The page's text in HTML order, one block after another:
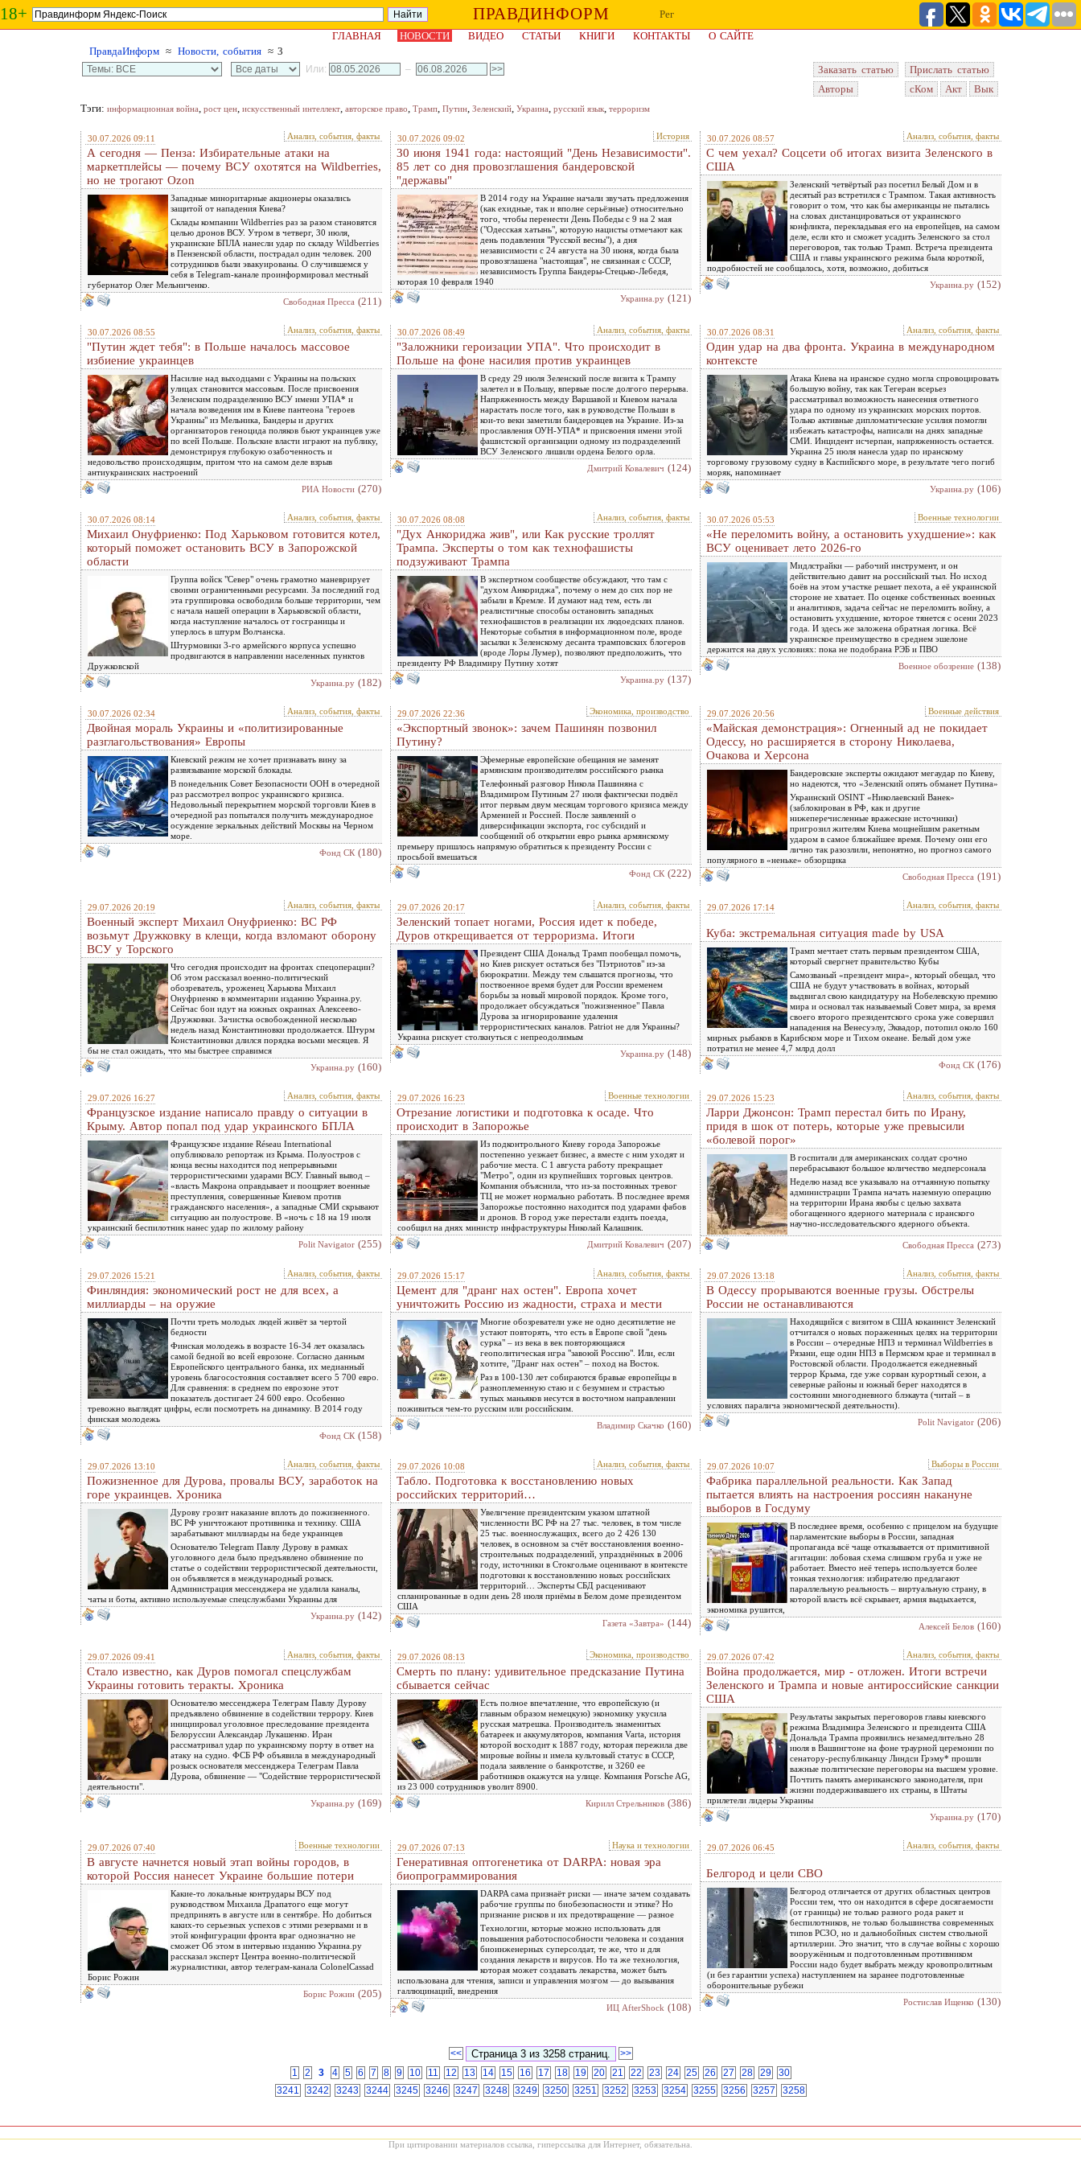
18+ ПРАВДИНФОРМ
Рег
ГЛАВНАЯ
НОВОСТИ ВИДЕО СТАТЬИ КНИГИ КОНТАКТЫ
О САЙТЕ
ПравдаИнформ ≈ Новости, события ≈ 3
Или: – Заказать статью
Прислать статью
Авторы
сКом Акт
Вык
Тэги: информационная война, рост цен, искусственный интеллект, авторское право, Трамп, Путин, Зеленский, Украина, русский язык, терроризм
30.07.2026 09:11 Анализ, события, факты
А сегодня — Пенза: Избирательные атаки на
маркетплейсы — почему ВСУ охотятся на Wildberries,
но не трогают Оzon
Западные миноритарные акционеры оказались
защитой от нападения Киева?
Склады компании Wildberries раз за разом становятся
целью дронов ВСУ. Утром в четверг, 30 июля,
украинские БПЛА нанесли удар по складу Wildberries
в Пензенской области, пострадал один человек. 200
сотрудников были эвакуированы. О случившемся у
себя в Telegram-канале проинформировал местный
губернатор Олег Мельниченко.
Свободная Пресса (211)
30.07.2026 09:02 История
30 июня 1941 года: настоящий "День Независимости".
85 лет со дня провозглашения бандеровской
"державы"
В 2014 году на Украине начали звучать предложения
(как ехидные, так и вполне серьёзные) относительно
того, чтобы перенести День Победы с 9 на 2 мая
("Одесская хатынь", которую нацисты отмечают как
день подавления "Русской весны"), а дня
независимости с 24 августа на 30 июня, когда была
провозглашена "настоящая", не связанная с СССР,
независимость Группа Бандеры-Стецько-Лебедя,
которая 10 февраля 1940
Украина.ру (121)
30.07.2026 08:57 Анализ, события, факты
С чем уехал? Соцсети об итогах визита Зеленского в
США
Зеленский четвёртый раз посетил Белый Дом и в
десятый раз встретился с Трампом. Такая активность
говорит о том, что как бы американцы не пытались
на словах дистанцироваться от украинского
конфликта, перекладывая его на европейцев, на самом
деле, если кто и сможет усадить Зеленского за стол
переговоров, так только Трамп. Встреча президента
США и главы украинского режима была короткой,
подробностей не сообщалось, хотя, возможно, добиться
Украина.ру (152)
30.07.2026 08:55 Анализ, события, факты
"Путин ждет тебя": в Польше началось массовое
избиение украинцев
Насилие над выходцами с Украины на польских
улицах становится массовым. После присвоения
Зеленским подразделению ВСУ имени УПА* и
начала возведения им в Киеве пантеона "героев
Украины" из Мельника, Бандеры и других
организаторов геноцида поляков бьют украинцев уже
по всей Польше. Польские власти играют на публику,
демонстрируя глубокую озабоченность и
недовольство происходящим, притом что на самом деле взрыв
антиукраинских настроений
РИА Новости (270)
30.07.2026 08:49 Анализ, события, факты
"Заложники героизации УПА". Что происходит в
Польше на фоне насилия против украинцев
В среду 29 июля Зеленский после визита к Трампу
залетел и в Польшу, впервые после долгого перерыва.
Напряженность между Варшавой и Киевом начала
нарастать после того, как в руководстве Польши в
кои-то веки заметили бандеровцев на Украине. Из-за
прославления ОУН-УПА* и присвоения имени этой
фашистской организации одному из подразделений
ВСУ Зеленского лишили ордена Белого орла.
Дмитрий Ковалевич (124)
30.07.2026 08:31 Анализ, события, факты
Один удар на два фронта. Украина в международном
контексте
Атака Киева на иранское судно могла спровоцировать
большую войну, так как Тегеран всерьез
рассматривал возможность нанесения ответного
удара по одному из украинских морских портов.
Только активные дипломатические усилия помогли
избежать катастрофы, написали на днях западные
СМИ. Инцидент исчерпан, напряженность остается.
Украина 25 июля нанесла удар по иранскому
торговому грузовому судну в Каспийского море, в результате чего погиб
моряк, напоминает
Украина.ру (106)
30.07.2026 08:14 Анализ, события, факты
Михаил Онуфриенко: Под Харьковом готовится котел,
который поможет остановить ВСУ в Запорожской
области
Группа войск "Север" очень грамотно маневрирует
своими ограниченными ресурсами. За последний год
эта группировка освободила больше территории, чем
с начала нашей операции в Харьковской области,
когда наступление началось от госграницы и
уперлось в штурм Волчанска.
Штурмовики 3-го армейского корпуса успешно
продвигаются в направлении населенных пунктов
Дружковской
Украина.ру (182)
30.07.2026 08:08 Анализ, события, факты
"Дух Анкориджа жив", или Как русские троллят
Трампа. Эксперты о том как технофашисты
подзуживают Трампа
В экспертном сообществе обсуждают, что там с
"духом Анкориджа", почему о нем до сих пор не
забыли в Кремле. И думают над тем, есть ли
реалистичные способы остановить западных
технофашистов в реализации их людоедских планов.
Некоторые события в информационном поле, вроде
засылки к Зеленскому десанта трамповских блогеров
(вроде Лоры Лумер), позволяют предположить, что
президенту РФ Владимиру Путину хотят
Украина.ру (137)
30.07.2026 05:53 Военные технологии
«Не переломить войну, а остановить ухудшение»: как
ВСУ оценивает лето 2026-го
Мидлстрайки — рабочий инструмент, и он
действительно давит на российский тыл. Но исход
боёв на этом участке решает пехота, а её украинской
стороне не хватает. По оценке собственных военных
и аналитиков, задача сейчас не переломить войну, а
остановить ухудшение, которое тянется с осени 2023
года. И здесь же заложена обратная логика. Всё
украинское преимущество в среднем эшелоне
держится на двух условиях: пока не подобрана РЭБ и ПВО
Военное обозрение (138)
30.07.2026 02:34 Анализ, события, факты
Двойная мораль Украины и «политизированные
разглагольствования» Европы
Киевский режим не хочет признавать вину за
развязывание морской блокады.
В понедельник Совет Безопасности ООН в очередной
раз рассмотрел вопрос украинского кризиса.
Недовольный перекрытием морской торговли Киев в
очередной раз попытался получить международное
осуждение зеркальных действий Москвы на Черном
море.
Фонд СК (180)
29.07.2026 22:36 Экономика, производство
«Экспортный звонок»: зачем Пашинян позвонил
Путину?
Эфемерные европейские обещания не заменят
армянским производителям российского рынка
Телефонный разговор Никола Пашиняна с
Владимиром Путиным 27 июля фактически подвёл
итог первым двум месяцам торгового кризиса между
Арменией и Россией. После заявлений о
диверсификации экспорта, гос субсидий и
сообщений об открытии евро рынка армянскому
премьеру пришлось напрямую обратиться к президенту России с
просьбой вмешаться
Фонд СК (222)
29.07.2026 20:56 Военные действия
«Майская демонстрация»: Огненный ад не покидает
Одессу, но расширяется в сторону Николаева,
Очакова и Херсона
Бандеровские эксперты ожидают мегаудар по Киеву,
но надеются, что «Зеленский опять обманет Путина»
Украинский OSINT «Николаевский Ванек»
(заблокирован в РФ, как и другие
нижеперечисленные вражеские источники)
пригрозил жителям Киева мощнейшим ракетным
ударом в самое ближайшее время. Почему они его
лично так разозлили, непонятно, но прогноз самого
популярного в «неньке» обзорщика
Свободная Пресса (191)
29.07.2026 20:19 Анализ, события, факты
Военный эксперт Михаил Онуфриенко: ВС РФ
возьмут Дружковку в клещи, когда взломают оборону
ВСУ у Торского
Что сегодня происходит на фронтах спецоперации?
Об этом рассказал военно-политический
обозреватель, уроженец Харькова Михаил
Онуфриенко в комментарии изданию Украина.ру.
Сейчас бои идут на южных окраинах Алексеево-
Дружковки. Зачистка освобожденной несколько
недель назад Константиновки продолжается. Штурм
Константиновки длился порядка восьми месяцев. Я
бы не стал ожидать, что мы быстрее справимся
Украина.ру (160)
29.07.2026 20:17 Анализ, события, факты
Зеленский топает ногами, Россия идет к победе,
Дуров открещивается от терроризма. Итоги
Президент США Дональд Трамп пообещал помочь,
но Киев рискует остаться без "Пэтриотов" из-за
бюрократии. Между тем слышатся прогнозы, что
поствоенное время будет для России временем
борьбы за новый мировой порядок. Кроме того,
продолжает обсуждаться "пожизненное" Павла
Дурова за игнорирование удаления
террористических каналов. Patriot не для Украины?
Украина рискует столкнуться с непреодолимым
Украина.ру (148)
29.07.2026 17:14 Анализ, события, факты
Куба: экстремальная ситуация made by USA
Трамп мечтает стать первым президентом США,
который свергнет правительство Кубы
Самозваный «президент мира», который обещал, что
США не будут участвовать в войнах, который
выдвигал свою кандидатуру на Нобелевскую премию
мира и основал так называемый Совет мира, за время
своего второго президентского срока уже совершил
нападения на Венесуэлу, Эквадор, потопил около 160
мирных рыбаков в Карибском море и Тихом океане. Белый дом уже
потратил не менее 4,7 млрд долл
Фонд СК (176)
29.07.2026 16:27 Анализ, события, факты
Французское издание написало правду о ситуации в
Крыму. Автор попал под удар украинского БПЛА
Французское издание Réseau International
опубликовало репортаж из Крыма. Полуостров с
конца весны находится под непрерывными
террористическими ударами ВСУ. Главный вывод –
«власть Макрона оправдывает и поощряет военные
преступления, совершенные Киевом против
гражданского населения», а западные СМИ скрывают
ситуацию ан полуострове. В «ночь с 18 на 19 июля
украинский беспилотник нанес удар по жилому району
Polit Navigator (255)
29.07.2026 16:23 Военные технологии
Отрезание логистики и подготовка к осаде. Что
происходит в Запорожье
Из подконтрольного Киеву города Запорожье
постепенно уезжает бизнес, а вместе с ним уходят и
рабочие места. С 1 августа работу прекращает
"Метро", один из крупнейших торговых центров.
Компания объяснила, что из-за постоянных тревог
ТЦ не может нормально работать. В последнее время
Запорожье постоянно находится под ударами фабов
и дронов. В город уже перестали ездить поезда,
сообщил на днях министр инфраструктуры Николай Калашник.
Дмитрий Ковалевич (207)
29.07.2026 15:23 Анализ, события, факты
Ларри Джонсон: Трамп перестал бить по Ирану,
придя в шок от потерь, которые уже превысили
«болевой порог»
В госпитали для американских солдат срочно
перебрасывают большое количество медперсонала
Неделю назад все указывало на отчаянную попытку
администрации Трампа начать наземную операцию
на территории Ирана якобы с целью захвата
обогащенного ядерного материала с иранского
научно-исследовательского ядерного объекта.
Свободная Пресса (273)
29.07.2026 15:21 Анализ, события, факты
Финляндия: экономический рост не для всех, а
миллиарды – на оружие
Почти треть молодых людей живёт за чертой
бедности
Финская молодежь в возрасте 16-34 лет оказалась
самой бедной во всей еврозоне. Согласно данным
Европейского центрального банка, их медианный
уровень благосостояния составляет всего 5 700 евро.
Для сравнения: в среднем по еврозоне этот
показатель достигает 24 600 евро. Особенно
тревожно выглядят цифры, если посмотреть на динамику. В 2014 году
финская молодежь
Фонд СК (158)
29.07.2026 15:17 Анализ, события, факты
Цемент для "дранг нах остен". Европа хочет
уничтожить Россию из жадности, страха и мести
Многие обозреватели уже не одно десятилетие не
устают повторять, что есть в Европе свой "день
сурка" – из века в век повторяющаяся
геополитическая игра "завоюй Россию". Или, если
хотите, "Дранг нах остен" – поход на Восток.
Раз в 100-130 лет собираются бравые европейцы в
разноплеменную стаю и с безумием и страстью
тупых маньяков несутся в восточном направлении
поживиться чем-то русским или российским.
Владимир Скачко (160)
29.07.2026 13:18 Анализ, события, факты
В Одессу прорываются военные грузы. Обстрелы
России не останавливаются
Находящийся с визитом в США кокаинист Зеленский
отчитался о новых пораженных целях на территории
в России – очередные НПЗ и терминал Wildberries в
Рязани, еще один НПЗ в Пермском крае и терминал в
Ростовской области. Продолжается ежедневный
террор Крыма, где уже сорван курортный сезон, а
северные районы и южный берег находятся в
состоянии многодневного блэкаута (читай – в
условиях паралича экономической деятельности).
Polit Navigator (206)
29.07.2026 13:10 Анализ, события, факты
Пожизненное для Дурова, провалы ВСУ, заработок на
горе украинцев. Хроника
Дурову грозит наказание вплоть до пожизненного.
ВС РФ уничтожают противника и технику. США
зарабатывают миллиарды на беде украинцев
Основателю Telegram Павлу Дурову в рамках
уголовного дела было предъявлено обвинение по
статье о содействии террористической деятельности,
он объявляется в международный розыск.
Администрация мессенджера не удалила каналы,
чаты и боты, активно используемые спецслужбами Украины для
Украина.ру (142)
29.07.2026 10:08 Анализ, события, факты
Табло. Подготовка к восстановлению новых
российских территорий…
Увеличение президентским указом штатной
численности ВС РФ на 27 тыс. человек, в том числе
25 тыс. военнослужащих, всего до 2 426 130
человек, в основном за счёт восстановления военно-
строительных подразделений, упразднённых в 2006
году, источники в Стокгольме оценивают в контексте
подготовки к восстановлению новых российских
территорий… Эксперты СБД расценивают
спланированные в один день 28 июля приёмы в Белом доме президентом
США
Газета «Завтра» (144)
29.07.2026 10:07 Выборы в России
Фабрика параллельной реальности. Как Запад
пытается влиять на настроения россиян накануне
выборов в Госдуму
В последнее время, особенно с прицелом на будущие
парламентские выборы в России, западная
пропаганда всё чаще отказывается от примитивной
агитации: лобовая схема слишком груба и уже не
работает. Вместо неё теперь используется более
тонкая технология: избирателю предлагают
параллельную реальность – виртуальную страну, в
которой власть всё скрывает, армия выдыхается,
экономика рушится,
Алексей Белов (160)
29.07.2026 09:41 Анализ, события, факты
Стало известно, как Дуров помогал спецслужбам
Украины готовить теракты. Хроника
Основателю мессенджера Телеграм Павлу Дурову
предъявлено обвинение в содействии террору. Киев
инициировал уголовное преследование президента
Белоруссии Александар Лукашенко. Иран
рассматривал удар по украинскому порту в ответ на
атаку на судно. ФСБ РФ объявила в международный
розыск основателя мессенджера Телеграм Павла
Дурова, обвинение — "Содействие террористической
деятельности".
Украина.ру (169)
29.07.2026 08:13 Экономика, производство
Смерть по плану: удивительное предсказание Путина
сбывается сейчас
Есть полное впечатление, что европейскую (и
главным образом немецкую) экономику укусила
русская матрешка. Производитель знаменитых
батареек и аккумуляторов, компания Varta, история
которой восходит к 1887 году, которая пережила две
мировые войны и имела культовый статус в СССР,
подала заявление о банкротстве, и 3260 ее
работников окажутся на улице. Компания Porsche AG,
из 23 000 сотрудников уволит 8900.
Кирилл Стрельников (386)
29.07.2026 07:42 Анализ, события, факты
Война продолжается, мир - отложен. Итоги встречи
Зеленского и Трампа и новые антироссийские санкции
США
Результаты закрытых переговоров главы киевского
режима Владимира Зеленского и президента США
Дональда Трампа проявились незамедлительно 28
июля в Вашингтоне на фоне траурной церемонии по
сенатору-республиканцу Линдси Грэму* прошли
важные политические переговоры на высшем уровне.
Почтить память американского законодателя, при
жизни поддерживавшего их страны, в Штаты
прилетели лидеры Украины
Украина.ру (170)
29.07.2026 07:40 Военные технологии
В августе начнется новый этап войны городов, в
которой Россия нанесет Украине большие потери
Какие-то локальные контрудары ВСУ под
руководством Михаила Драпатого еще могут
предпринять в августе или в сентябре. Но добиться
каких-то серьезных успехов с этими резервами и в
этой конфигурации фронта враг однозначно не
сможет Об этом в интервью изданию Украина.ру
рассказал эксперт Центра военно-политической
журналистики, автор телеграм-канала ColonelCassad
Борис Рожин
Борис Рожин (205)
29.07.2026 07:13 Наука и технологии
Генеративная оптогенетика от DARPA: новая эра
биопрограммирования
DARPA сама признаёт риски — иначе зачем создавать
рабочие группы по биобезопасности и этике? Но
признание рисков и их предотвращение — разное
Технологии, которые можно использовать для
повышения работоспособности человека и создания
биоинженерных суперсолдат, те же, что и для
создания лекарств и вирусов. Но та же технология,
которая может создавать лекарства, может быть
использована для чтения, записи и управления мозгом — до вызывания
галлюцинаций, внедрения
2
ИЦ AfterShock (108)
29.07.2026 06:45 Анализ, события, факты
Белгород и цели СВО
Белгород отличается от других областных центров
России тем, что он находится в сфере досягаемости
(от границы) не только разного рода ракет и
беспилотников, не только большинства современных
типов РСЗО, но и дальнобойных систем ствольной
артиллерии. Это значит, что в случае войны с хорошо
вооружённым и подготовленным противником
России надо будет выбрать между кровопролитным
(и без гарантии успеха) наступлением на заранее подготовленные
оборонительные рубежи
Ростислав Ищенко (130)
<<
>>
1
2 3 4 5 6 7 8 9 10 11 12 13 14 15 16 17 18 19 20 21 22 23 24 25 26 27 28 29
30
3241
3242 3243 3244 3245 3246 3247 3248 3249 3250 3251 3252 3253 3254 3255 3256 3257 3258
При цитировании материалов ссылка, гиперссылка для Интернет, обязательна.